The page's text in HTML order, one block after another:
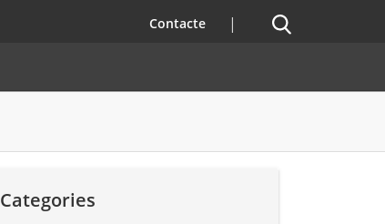
Contacte Cercador
Categories